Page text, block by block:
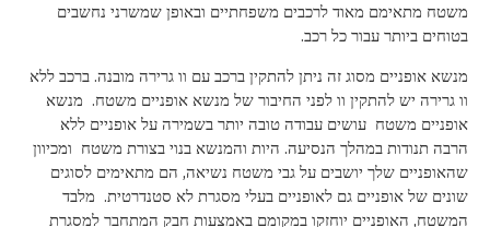
משטח מתאימם מאוד לרכבים משפחתיים ובאופן שמשרני נחשבים
בטוחים ביותר עבור כל רכב.
מנשא אופניים מסוג זה ניתן להתקין ברכב עם וו גרירה מובנה. ברכב ללא
וו גרירה יש להתקין וו לפני החיבור של מנשא אופניים משטח. מנשא
אופניים משטח עושים עבודה טובה יותר בשמירה על אופניים ללא
הרבה תנודות במהלך הנסיעה. היות והמנשא בנוי בצורת משטח ומכיוון
שהאופניים שלך יושבים על גבי משטח נשיאה, הם מתאימים לסוגים
שונים של אופניים גם לאופניים בעלי מסגרת לא סטנדרטית. מלבד
המשטח, האופניים יוחזקו במקומם באמצעות חבק המתחבר למסגרת